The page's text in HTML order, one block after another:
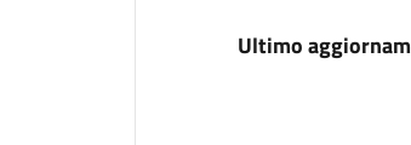
Ultimo